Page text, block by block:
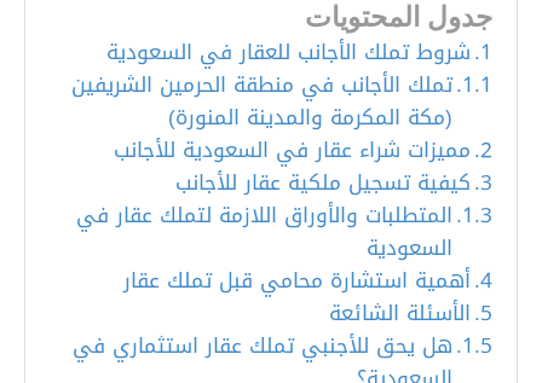
جدول المحتويات
شروط تملك الأجانب للعقار في السعودية
تملك الأجانب في منطقة الحرمين الشريفين
(مكة المكرمة والمدينة المنورة)
مميزات شراء عقار في السعودية للأجانب
كيفية تسجيل ملكية عقار للأجانب
المتطلبات والأوراق اللازمة لتملك عقار في
السعودية
أهمية استشارة محامي قبل تملك عقار
الأسئلة الشائعة
هل يحق للأجنبي تملك عقار استثماري في